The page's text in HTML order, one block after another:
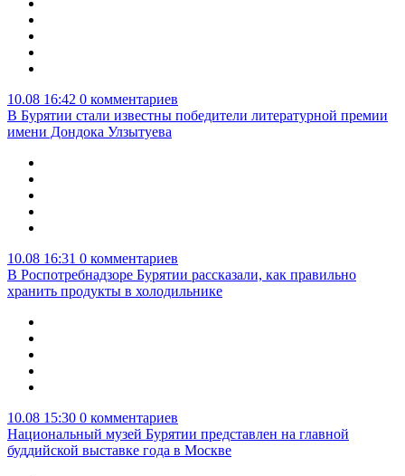
10.08 16:42 0 комментариев
В Бурятии стали известны победители литературной премии
имени Дондока Улзытуева
10.08 16:31 0 комментариев
В Роспотребнадзоре Бурятии рассказали, как правильно
хранить продукты в холодильнике
10.08 15:30 0 комментариев
Национальный музей Бурятии представлен на главной
буддийской выставке года в Москве